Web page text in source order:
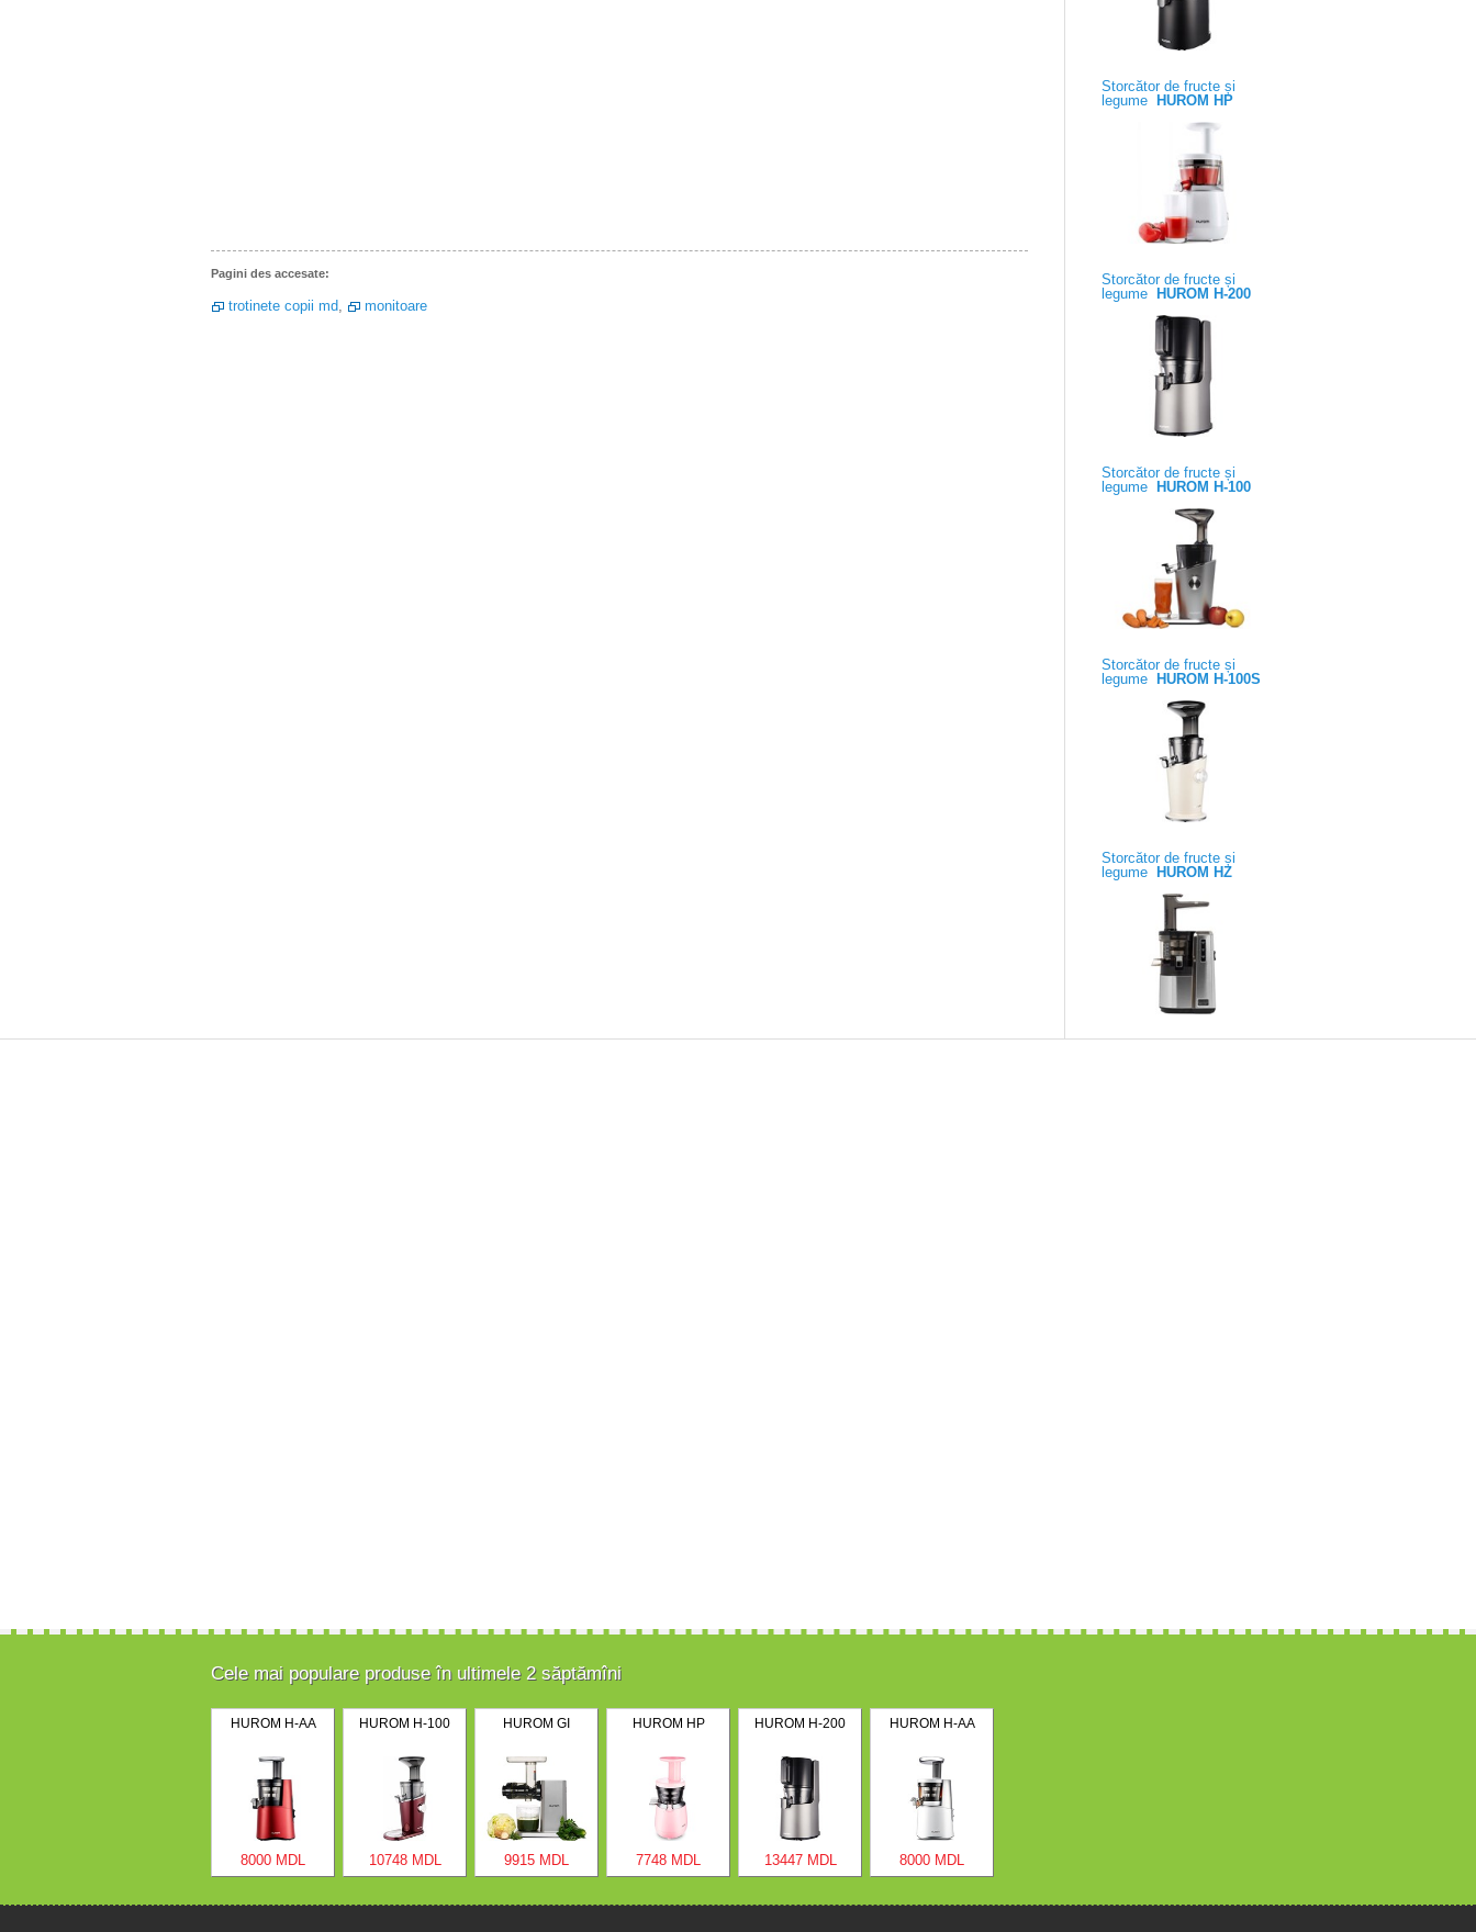
Pagini des accesate:
trotinete copii md, monitoare
Storcător de fructe și
legume
HUROM HP
Storcător de fructe și
legume
HUROM H-200
Storcător de fructe și
legume HUROM H-100
Storcător de fructe și
legume
HUROM H-100S
Storcător de fructe și
legume
HUROM HZ
Cele mai populare produse în ultimele 2 săptămîni
HUROM H-AA
8000 MDL
HUROM H-100
10748 MDL
HUROM GI
9915 MDL
HUROM HP
7748 MDL
HUROM H-200
13447 MDL
HUROM H-AA
8000 MDL